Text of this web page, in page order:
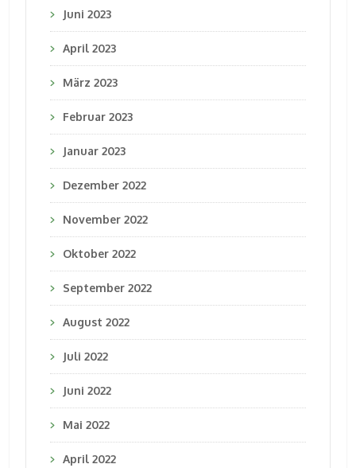
Juni 2023
April 2023
März 2023
Februar 2023
Januar 2023
Dezember 2022
November 2022
Oktober 2022
September 2022
August 2022
Juli 2022
Juni 2022
Mai 2022
April 2022